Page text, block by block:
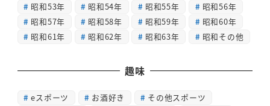
昭和53年
昭和54年 昭和55年
昭和56年
昭和57年
昭和58年 昭和59年
昭和60年
昭和61年
昭和62年 昭和63年 昭和その他
趣味
eスポーツ お酒好き
その他スポーツ